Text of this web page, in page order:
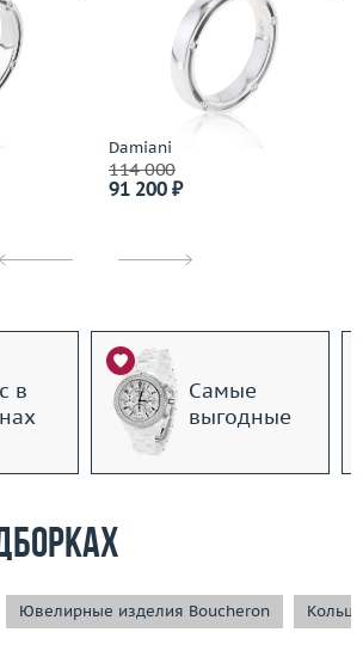
Damiani
114 000
91 200 ₽
в
Самые
выгодные
Ювелирные изделия Boucheron